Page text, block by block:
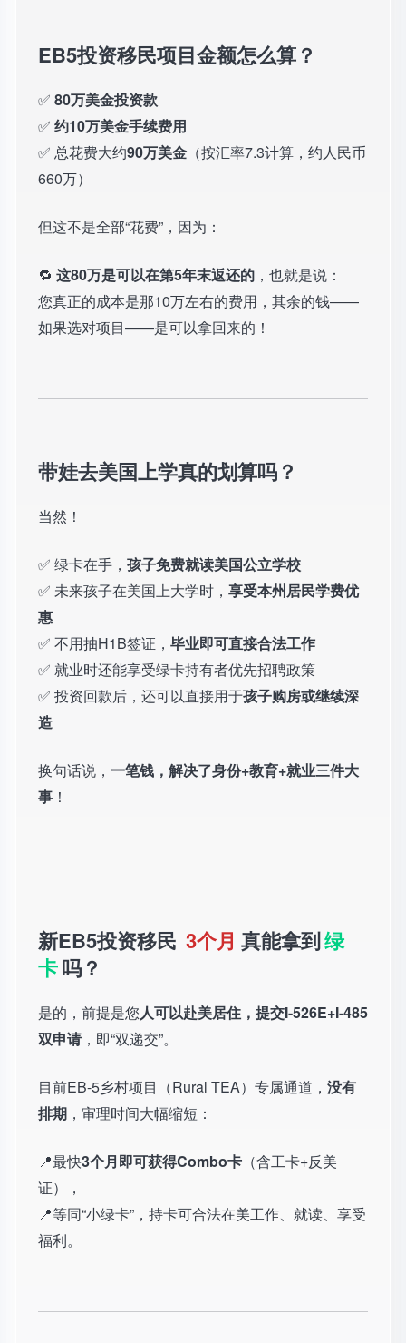
EB5投资移民项目金额怎么算？
✅ 80万美金投资款
✅ 约10万美金手续费用
✅ 总花费大约90万美金 （按汇率7.3计算，约人民币
660万）
但这不是全部“花费”，因为：
🔁 这80万是可以在第5年末返还的 ，也就是说：
您真正的成本是那10万左右的费用，其余的钱——
如果选对项目——是可以拿回来的！
带娃去美国上学真的划算吗？
当然！
✅ 绿卡在手， 孩子免费就读美国公立学校
✅ 未来孩子在美国上大学时， 享受本州居民学费优
惠
✅ 不用抽H1B签证， 毕业即可直接合法工作
✅ 就业时还能享受绿卡持有者优先招聘政策
✅ 投资回款后，还可以直接用于孩子购房或继续深
造
换句话说， 一笔钱，解决了身份+教育+就业三件大
事 ！
新EB5投资移民 3个月 真能拿到绿
卡吗？
是的，前提是您人可以赴美居住，提交I-526E+I-485
双申请，即“双递交”。
目前EB-5乡村项目（Rural TEA）专属通道， 没有
排期 ，审理时间大幅缩短：
📍最快3个月即可获得Combo卡 （含工卡+反美
证），
📍等同“小绿卡”，持卡可合法在美工作、就读、享受
福利。